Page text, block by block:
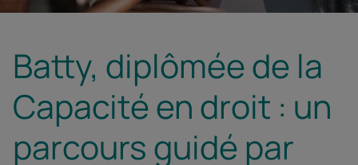
Batty, diplômée de la
Capacité en droit : un
parcours guidé par